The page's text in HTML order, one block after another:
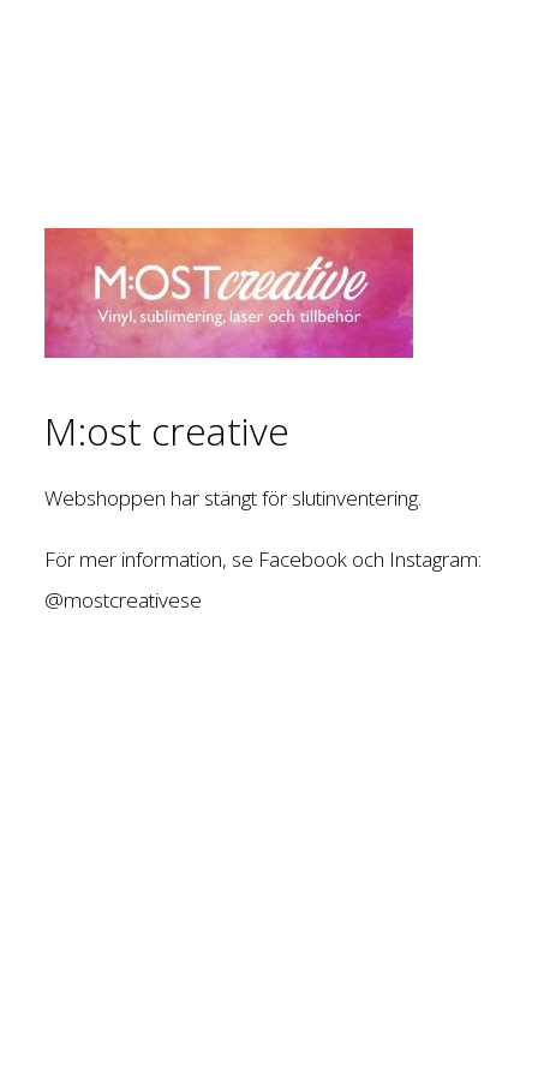
M:ost creative
Webshoppen har stängt för slutinventering.
För mer information, se Facebook och Instagram:
@mostcreativese